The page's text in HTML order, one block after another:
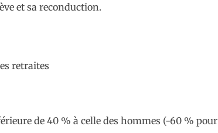
et sa reconduction.
retraites
de 40 % à celle des hommes (-60 % pour